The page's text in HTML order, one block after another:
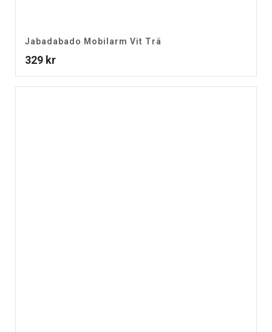
Jabadabado Mobilarm Vit Trä
329 kr